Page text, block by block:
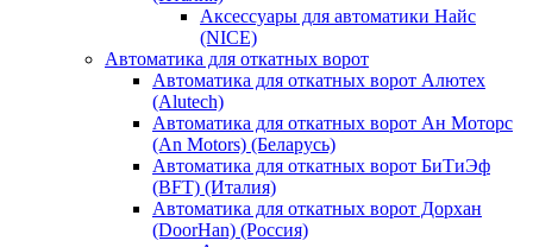
Аксессуары для автоматики Найс
(NICE)
Автоматика для откатных ворот
Автоматика для откатных ворот Алютех
(Alutech)
Автоматика для откатных ворот Ан Моторс
(An Motors) (Беларусь)
Автоматика для откатных ворот БиТиЭф
(BFT) (Италия)
Автоматика для откатных ворот Дорхан
(DoorHan) (Россия)